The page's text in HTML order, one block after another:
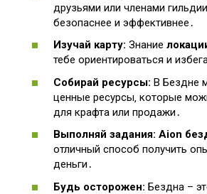
друзьями или членами
безопаснее и эффективнее․
Изучай карту: Знание
тебе ориентироваться и
Собирай ресурсы: В Бездне
ценные ресурсы‚ которые
для крафта или продажи․
Выполняй задания: Aion
отличный способ получить
деньги․
Будь осторожен: Бездна –